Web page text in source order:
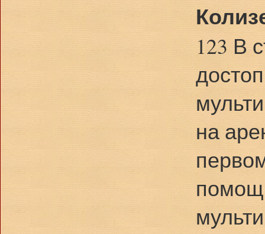
123 В
на